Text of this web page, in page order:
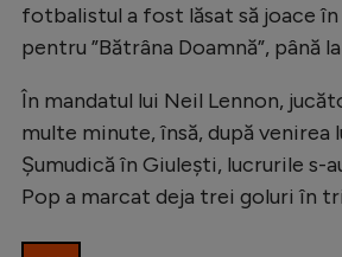
fotbalistul a fost lăsat să joace
pentru ”Bătrâna Doamnă”, până
În mandatul lui Neil Lennon,
multe minute, însă, după venirea
Șumudică în Giulești, lucrurile s-
Pop a marcat deja trei goluri în